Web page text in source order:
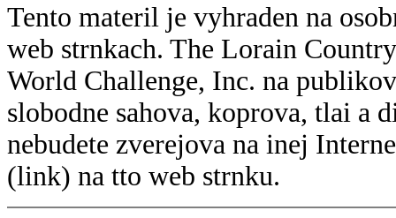
Tento materil je vyhraden na
web strnkach. The Lorain
World Challenge, Inc. na
slobodne sahova, koprova, tlai a
nebudete zverejova na inej
(link) na tto web strnku.